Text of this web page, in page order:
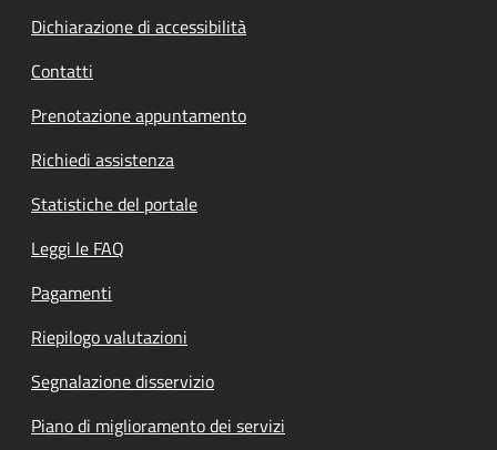
Dichiarazione di accessibilità
Contatti
Prenotazione appuntamento
Richiedi assistenza
Statistiche del portale
Leggi le FAQ
Pagamenti
Riepilogo valutazioni
Segnalazione disservizio
Piano di miglioramento dei servizi